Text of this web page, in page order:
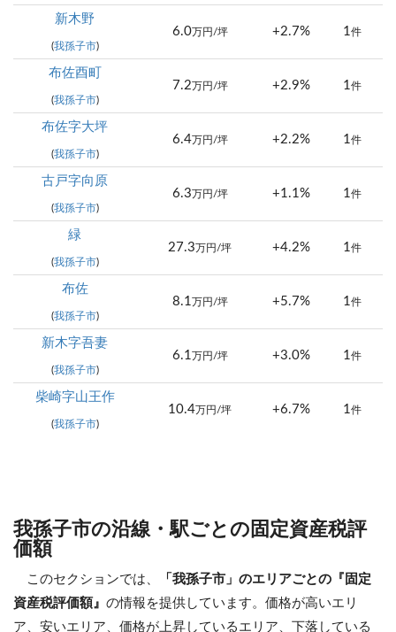
新木野
(我孫子市)
6.0万円/坪 +2.7% 1件
布佐酉町
(我孫子市)
7.2 万円/坪 +2.9% 1件
布佐字大坪
(我孫子市)
6.4万円/坪 +2.2% 1件
古戸字向原
(我孫子市)
6.3 万円/坪 +1.1% 1件
緑
(我孫子市)
27.3 万円/坪 +4.2% 1件
布佐
(我孫子市)
8.1 万円/坪 +5.7% 1件
新木字吾妻
(我孫子市)
6.1 万円/坪 +3.0% 1件
柴崎字山王作
(我孫子市)
10.4万円/坪 +6.7% 1件
我孫子市の沿線・駅ごとの固定資産税評
価額
このセクションでは、
「我孫子市」のエリアごとの『固定
資産税評価額』 の情報を提供しています。価格が高いエリ
ア、安いエリア、価格が上昇しているエリア、下落している